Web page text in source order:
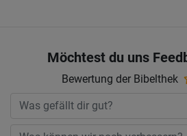
Möchtest du uns
Bewertung der Bibelthek